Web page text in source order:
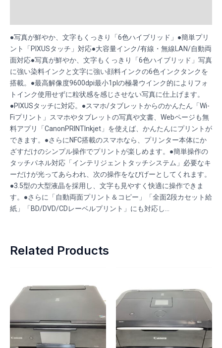
●写真が鮮やか、文字もくっきり「6色ハイブリッド」●簡単プリ
ント「PIXUSタッチ」対応●大容量インク/有線・無線LAN/自動両
面対応●写真が鮮やか、文字もくっきり「6色ハイブリッド」写真
に強い染料インクと文字に強い顔料インクの6色インクタンクを
搭載。●最高解像度9600dpi最小1plの極暑ウインク的によりフォ
トインク使用せずに粒状感を感じさせない写真に仕上げます。
●PIXUSタッチに対応。●スマホ/タブレットからのかんたん「Wi-
Fiプリント」スマホやタブレットの写真や文書、Webページも無
料アプリ「CanonPRINTInkjet」を使えば、かんたんにプリントが
できます。●さらにNFC搭載のスマホなら、プリンター本体にか
ざすだけのシンプル操作でプリントが楽しめます。●簡単操作の
タッチパネル対応「インテリジェントタッチシステム」必要なキ
ーだけが光ってあらわれ、次の操作をなびげーとしてくれます。
●3.5型の大型液晶を採用し、文字も見やすく快適に操作できま
す。●さらに「自動両面プリント＆コピー」「全面2段カセット給
紙」「BD/DVD/CDレーベルプリント」にも対応し…
Related Products